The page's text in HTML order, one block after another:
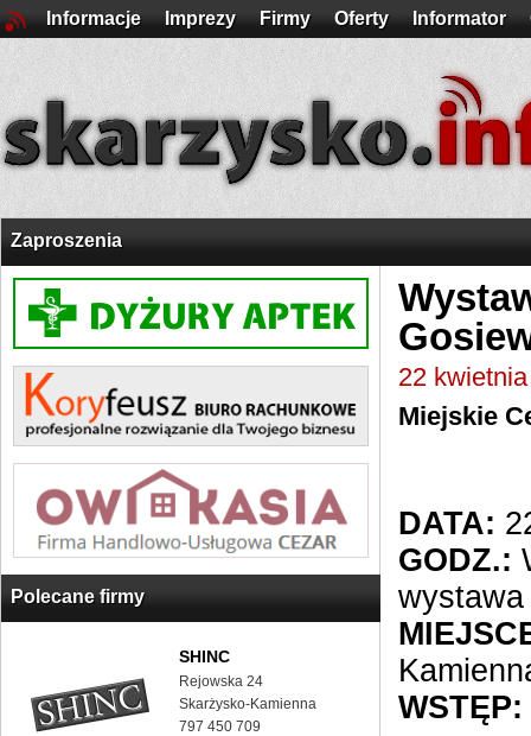
Informacje Imprezy Firmy Oferty Informator
Zaproszenia
Polecane firmy
SHINC
Rejowska 24
Skarżysko-Kamienna
797 450 709
22
Miejskie
DATA:
GODZ.:
WSTĘP: